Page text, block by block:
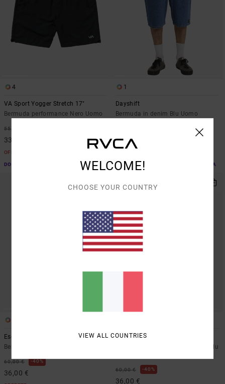
4
VA Sport Yogger Stretch 17"
Bermuda performance Nero Uomo
55,00 €
33,00 €
OFFERTE
DOPPIA OFFERTA 25% DI SCONTO EXTRA
1
Dayshift
Bermuda in denim Blu Uomo
48,00 €
DOPPIA OFFERTA 25% DI SCONTO EXTRA
Escape
Bermuda Elasticizzati Nero Uomo
60,00 € 40%
36,00 €
Escape
Walkshort con vita elasticizzata Blu
60,00 € 40%
36,00 €
WELCOME!
CHOOSE YOUR COUNTRY
VIEW ALL COUNTRIES